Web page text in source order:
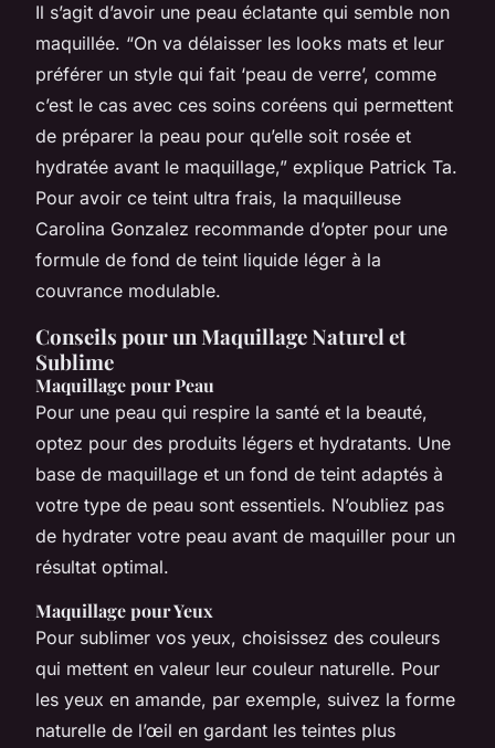
Il s’agit d’avoir une peau éclatante qui semble non
maquillée. “On va délaisser les looks mats et leur
préférer un style qui fait ‘peau de verre’, comme
c’est le cas avec ces soins coréens qui permettent
de préparer la peau pour qu’elle soit rosée et
hydratée avant le maquillage,” explique Patrick Ta.
Pour avoir ce teint ultra frais, la maquilleuse
Carolina Gonzalez recommande d’opter pour une
formule de fond de teint liquide léger à la
couvrance modulable.
Conseils pour un Maquillage Naturel et
Sublime
Maquillage pour Peau
Pour une peau qui respire la santé et la beauté,
optez pour des produits légers et hydratants. Une
base de maquillage et un fond de teint adaptés à
votre type de peau sont essentiels. N’oubliez pas
de hydrater votre peau avant de maquiller pour un
résultat optimal.
Maquillage pour Yeux
Pour sublimer vos yeux, choisissez des couleurs
qui mettent en valeur leur couleur naturelle. Pour
les yeux en amande, par exemple, suivez la forme
naturelle de l’œil en gardant les teintes plus